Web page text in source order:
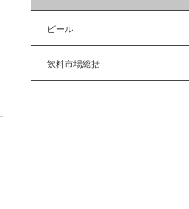
ビール
飲料市場総括